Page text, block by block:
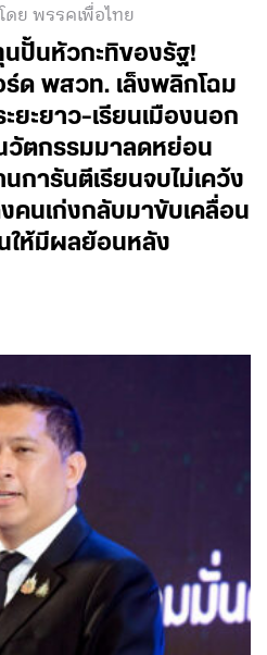
โดย พรรคเพื่อไทย
ปั้นหัวกะทิของรัฐ!
ร์ด พสวท. เล็งพลิกโฉม
ยะยาว-เรียนเมืองนอก
นวัตกรรมมาลดหย่อน
การันตีเรียนจบไม่เคว้ง
คนเก่งกลับมาขับเคลื่อน
ให้มีผลย้อนหลัง